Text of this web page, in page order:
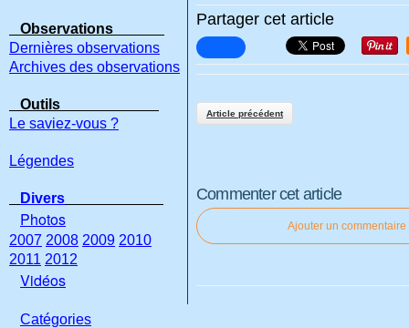
Partager cet article
Article précédent
Commenter cet article
Ajouter un commentaire
Observations
Dernières observations
Archives des observations
Outils
Le saviez-vous ?
Légendes
Divers
Photos
2007 2008 2009 2010
2011 2012
Vidéos
Catégories